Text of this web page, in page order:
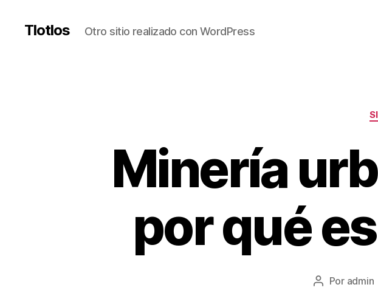
Tlotlos Otro sitio realizado con WordPress
Minería
por qué
Autor
Por admin